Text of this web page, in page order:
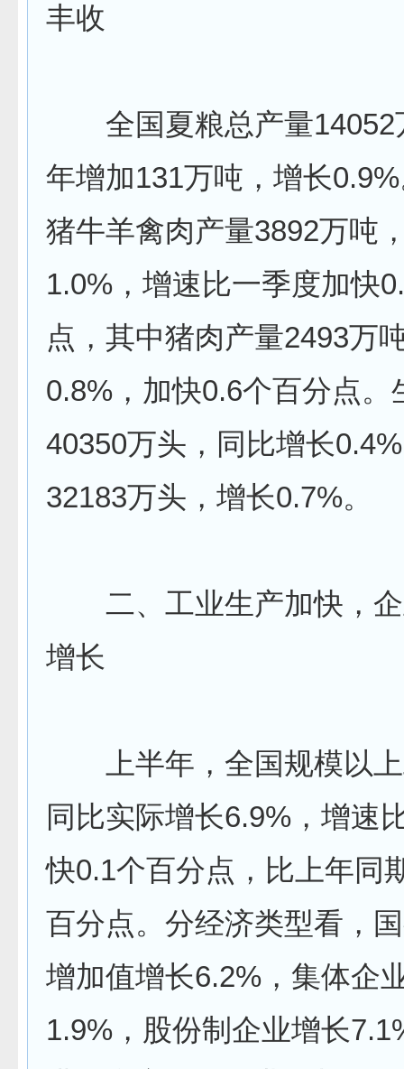
丰收
全国夏粮总产量14052
年增加131万吨，增长
猪牛羊禽肉产量3892万吨
1.0%，增速比一季度加快
点，其中猪肉产量2493万
0.8%，加快0.6个百分点。
40350万头，同比增长
32183万头，增长0.7%。
二、工业生产加快，企
增长
上半年，全国规模以上
同比实际增长6.9%，增速
快0.1个百分点，比上年同
百分点。分经济类型看，
增加值增长6.2%，集体企
1.9%，股份制企业增长